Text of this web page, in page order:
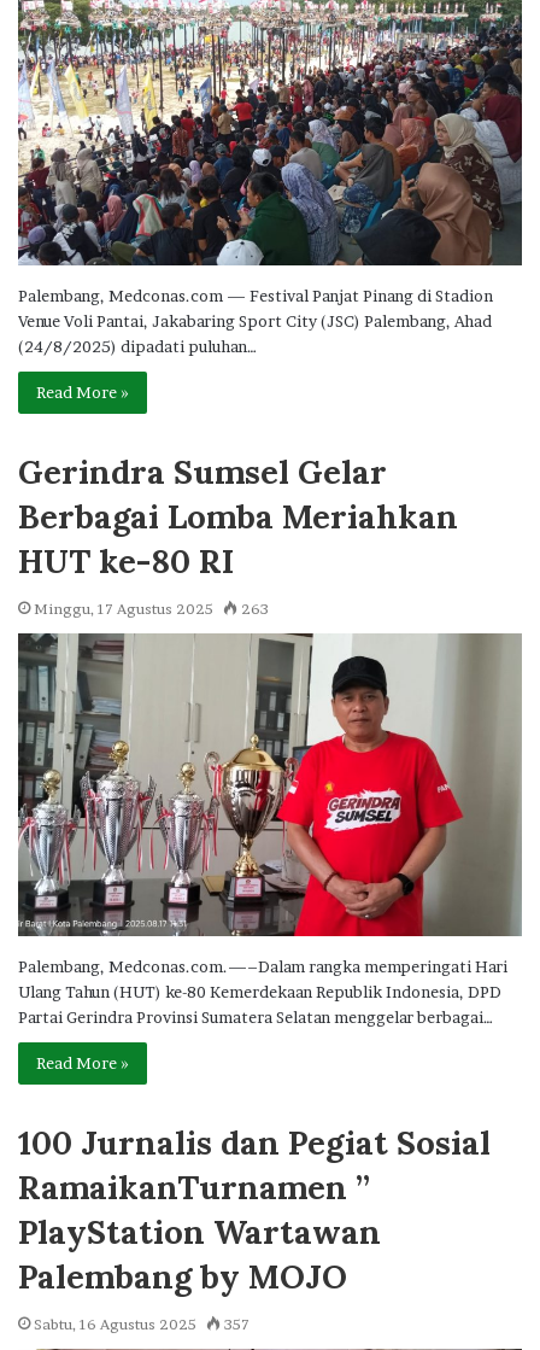
Palembang, Medconas.com — Festival Panjat Pinang di Stadion
Venue Voli Pantai, Jakabaring Sport City (JSC) Palembang, Ahad
(24/8/2025) dipadati puluhan…
Read More »
Gerindra Sumsel Gelar
Berbagai Lomba Meriahkan
HUT ke-80 RI
Minggu, 17 Agustus 2025 263
Palembang, Medconas.com.—–Dalam rangka memperingati Hari
Ulang Tahun (HUT) ke-80 Kemerdekaan Republik Indonesia, DPD
Partai Gerindra Provinsi Sumatera Selatan menggelar berbagai…
Read More »
100 Jurnalis dan Pegiat Sosial
RamaikanTurnamen ”
PlayStation Wartawan
Palembang by MOJO
Sabtu, 16 Agustus 2025 357